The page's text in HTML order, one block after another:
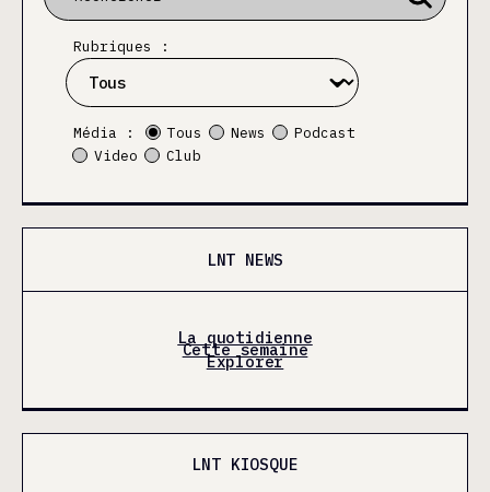
Rubriques :
Média : Tous News
Podcast
Video
Club
LNT NEWS
La quotidienne
Cette semaine
Explorer
LNT KIOSQUE